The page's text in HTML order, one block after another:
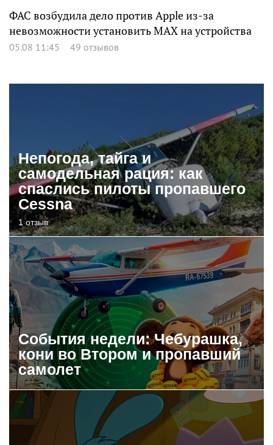
ФАС возбудила дело против Apple из-за
невозможности установить MAX на устройства
05.08 11:45 49 отзывов
Непогода, тайга и
самодельная рация: как
спаслись пилоты пропавшего
Cessna
1 отзыв
События недели: Чебурашка,
кони во Втором и пропавший
самолет